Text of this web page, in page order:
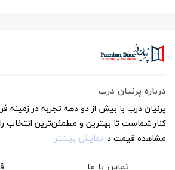
درباره پرنیان درب
پرنیان درب با بیش از دو دهه تجربه در زمینه
کنار شماست تا بهترین و مطمئن‌ترین انتخاب
مشاهده قیمت د نمایش بیشتر
تماس با ما